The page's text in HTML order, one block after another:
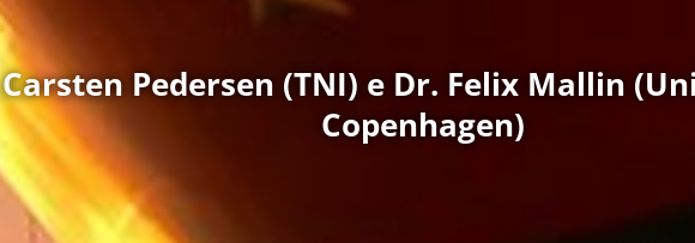
Carsten Pedersen (TNI) e Dr. Felix Mallin
Copenhagen)